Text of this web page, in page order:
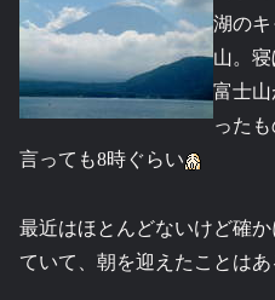
湖の
山。寝
富士
った
言っても8時ぐらい
最近はほとんどないけど確
ていて、朝を迎えたことはあ